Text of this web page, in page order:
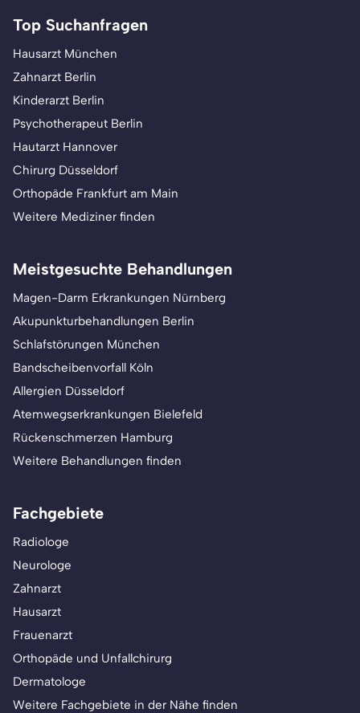
Top Suchanfragen
Hausarzt München
Zahnarzt Berlin
Kinderarzt Berlin
Psychotherapeut Berlin
Hautarzt Hannover
Chirurg Düsseldorf
Orthopäde Frankfurt am Main
Weitere Mediziner finden
Meistgesuchte Behandlungen
Magen-Darm Erkrankungen Nürnberg
Akupunkturbehandlungen Berlin
Schlafstörungen München
Bandscheibenvorfall Köln
Allergien Düsseldorf
Atemwegserkrankungen Bielefeld
Rückenschmerzen Hamburg
Weitere Behandlungen finden
Fachgebiete
Radiologe
Neurologe
Zahnarzt
Hausarzt
Frauenarzt
Orthopäde und Unfallchirurg
Dermatologe
Weitere Fachgebiete in der Nähe finden